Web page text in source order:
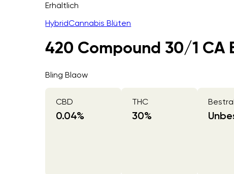
Erhältlich
HybridCannabis Blüten
420 Compound 30/1 CA
Bling Blaow
CBD
0.04%
THC
30%